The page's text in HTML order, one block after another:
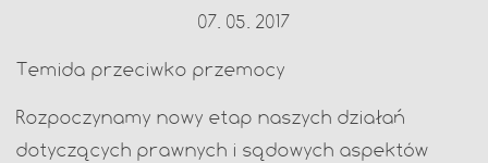
07. 05. 2017
Temida przeciwko przemocy
Rozpoczynamy nowy etap naszych działań
dotyczących prawnych i sądowych aspektów